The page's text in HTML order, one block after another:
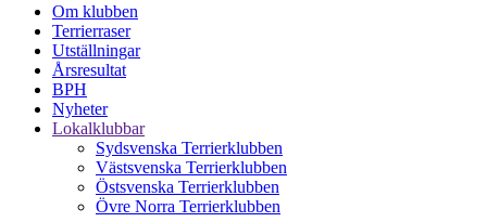
Om klubben
Terrierraser
Utställningar
Årsresultat
BPH
Nyheter
Lokalklubbar
Sydsvenska Terrierklubben
Västsvenska Terrierklubben
Östsvenska Terrierklubben
Övre Norra Terrierklubben